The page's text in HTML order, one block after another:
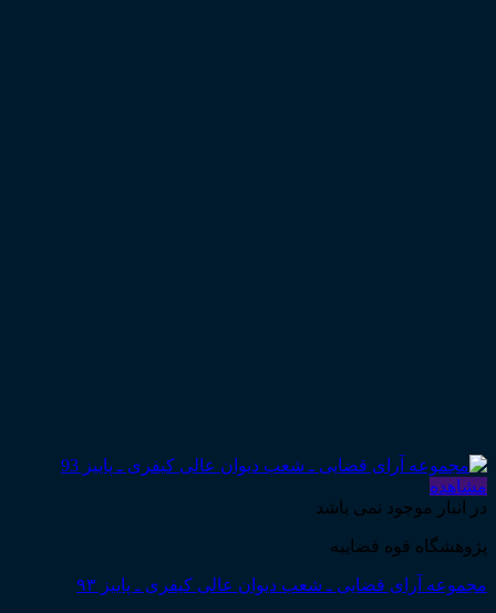
مشاهده
در انبار موجود نمی باشد
پژوهشگاه قوه قضاییه
مجموعه آرای قضایی ـ شعب دیوان عالی کیفری ـ پاییز ۹۳